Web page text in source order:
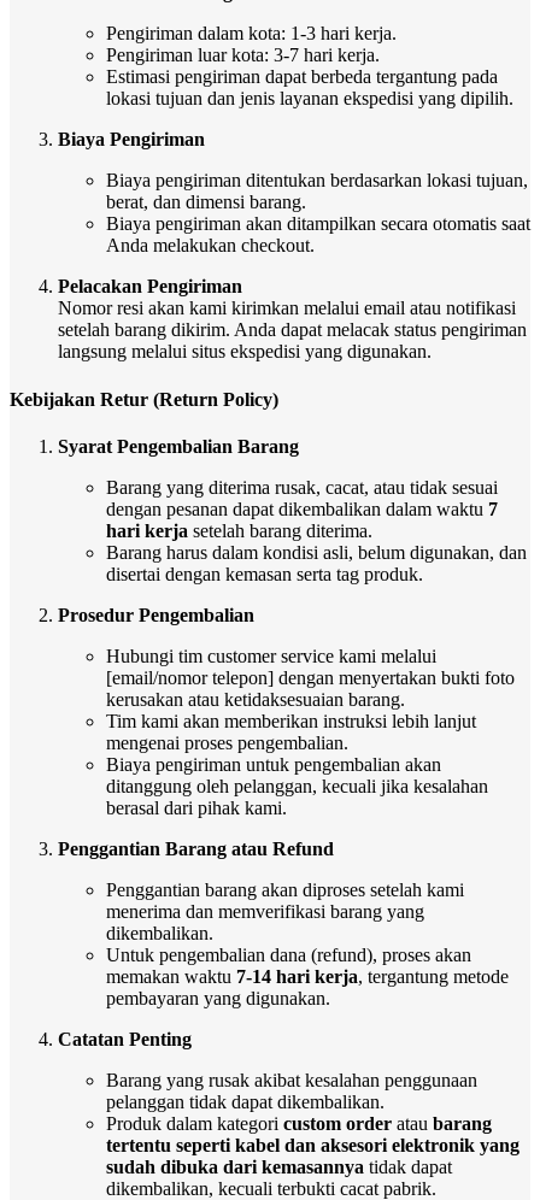
Pengiriman dalam kota: 1-3 hari kerja.
Pengiriman luar kota: 3-7 hari kerja.
Estimasi pengiriman dapat berbeda tergantung pada
lokasi tujuan dan jenis layanan ekspedisi yang dipilih.
Biaya Pengiriman
Biaya pengiriman ditentukan berdasarkan lokasi tujuan,
berat, dan dimensi barang.
Biaya pengiriman akan ditampilkan secara otomatis saat
Anda melakukan checkout.
Pelacakan Pengiriman
Nomor resi akan kami kirimkan melalui email atau notifikasi
setelah barang dikirim. Anda dapat melacak status pengiriman
langsung melalui situs ekspedisi yang digunakan.
Kebijakan Retur (Return Policy)
Syarat Pengembalian Barang
Barang yang diterima rusak, cacat, atau tidak sesuai
dengan pesanan dapat dikembalikan dalam waktu 7
hari kerja setelah barang diterima.
Barang harus dalam kondisi asli, belum digunakan, dan
disertai dengan kemasan serta tag produk.
Prosedur Pengembalian
Hubungi tim customer service kami melalui
[email/nomor telepon] dengan menyertakan bukti foto
kerusakan atau ketidaksesuaian barang.
Tim kami akan memberikan instruksi lebih lanjut
mengenai proses pengembalian.
Biaya pengiriman untuk pengembalian akan
ditanggung oleh pelanggan, kecuali jika kesalahan
berasal dari pihak kami.
Penggantian Barang atau Refund
Penggantian barang akan diproses setelah kami
menerima dan memverifikasi barang yang
dikembalikan.
Untuk pengembalian dana (refund), proses akan
memakan waktu 7-14 hari kerja, tergantung metode
pembayaran yang digunakan.
Catatan Penting
Barang yang rusak akibat kesalahan penggunaan
pelanggan tidak dapat dikembalikan.
Produk dalam kategori custom order atau barang
tertentu seperti kabel dan aksesori elektronik yang
sudah dibuka dari kemasannya tidak dapat
dikembalikan, kecuali terbukti cacat pabrik.